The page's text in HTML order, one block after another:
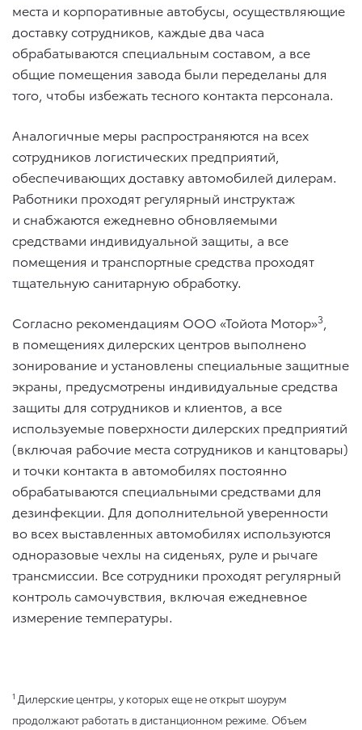
места и корпоративные автобусы, осуществляющие
доставку сотрудников, каждые два часа
обрабатываются специальным составом, а все
общие помещения завода были переделаны для
того, чтобы избежать тесного контакта персонала.
Аналогичные меры распространяются на всех
сотрудников логистических предприятий,
обеспечивающих доставку автомобилей дилерам.
Работники проходят регулярный инструктаж
и снабжаются ежедневно обновляемыми
средствами индивидуальной защиты, а все
помещения и транспортные средства проходят
тщательную санитарную обработку.
Согласно рекомендациям ООО «Тойота Мотор»3
в помещениях дилерских центров выполнено
зонирование и установлены специальные защитные
экраны, предусмотрены индивидуальные средства
защиты для сотрудников и клиентов, а все
используемые поверхности дилерских предприятий
(включая рабочие места сотрудников и канцтовары)
и точки контакта в автомобилях постоянно
обрабатываются специальными средствами для
дезинфекции. Для дополнительной уверенности
во всех выставленных автомобилях используются
одноразовые чехлы на сиденьях, руле и рычаге
трансмиссии. Все сотрудники проходят регулярный
контроль самочувствия, включая ежедневное
измерение температуры.
1 Дилерские центры, у которых еще не открыт шоурум
продолжают работать в дистанционном режиме. Объем